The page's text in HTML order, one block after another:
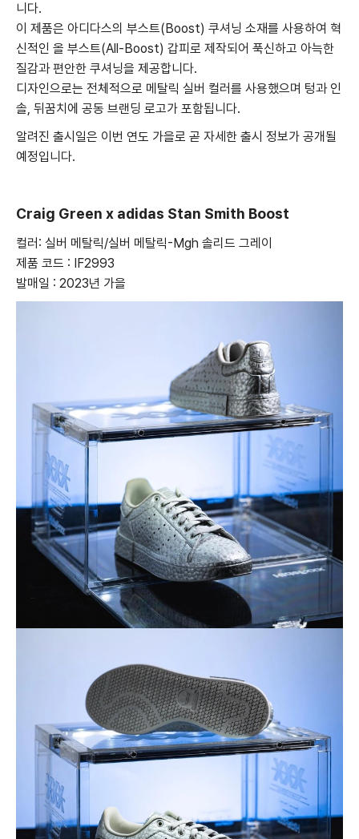
니다.
이 제품은 아디다스의 부스트(Boost) 쿠셔닝 소재를 사용하여 혁
신적인 올 부스트(All-Boost) 갑피로 제작되어 푹신하고 아늑한
질감과 편안한 쿠셔닝을 제공합니다.
디자인으로는 전체적으로 메탈릭 실버 컬러를 사용했으며 텅과 인
솔, 뒤꿈치에 공동 브랜딩 로고가 포함됩니다.
알려진 출시일은 이번 연도 가을로 곧 자세한 출시 정보가 공개될
예정입니다.
Craig Green x adidas Stan Smith Boost
컬러: 실버 메탈릭/실버 메탈릭-Mgh 솔리드 그레이
제품 코드 : IF2993
발매일 : 2023년 가을